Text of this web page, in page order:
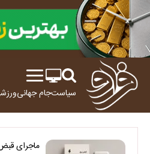
سیاستجام جهانی
ماجرای